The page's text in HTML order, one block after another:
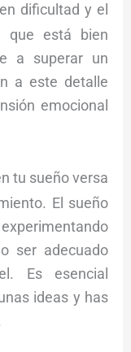
dificultad y el
que está bien
a superar un
a este detalle
emocional
tu sueño versa
El sueño
ser adecuado
Es esencial
ideas y has